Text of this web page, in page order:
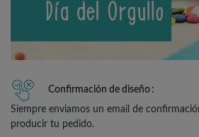
Confirmación de diseño
Siempre enviamos un email de
producir tu pedido.